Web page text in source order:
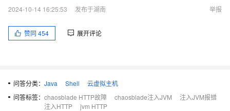
2024-10-14 16:25:53
发布于湖南 举报
赞同 454 展开评论
问答分类： Java Shell
云虚拟主机
问答标签： chaosblade HTTP故障 chaosblade注入JVM
注入JVM报错
注入HTTP
jvm HTTP